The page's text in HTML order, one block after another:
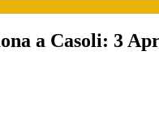
a Casoli: 3